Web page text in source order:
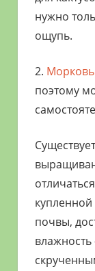
нужно
ощупь.
2. Морковь
поэтому
купленной
почвы,